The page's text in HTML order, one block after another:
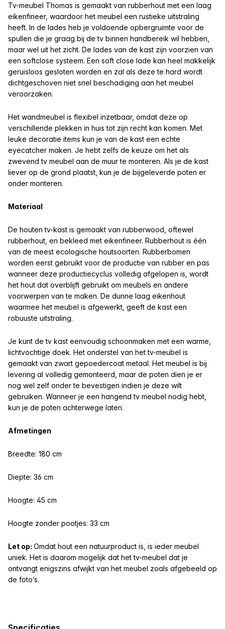
Tv-meubel Thomas is gemaakt van rubberhout met een laag
eikenfineer, waardoor het meubel een rustieke uitstraling
heeft. In de lades heb je voldoende opbergruimte voor de
spullen die je graag bij de tv binnen handbereik wil hebben,
maar wel uit het zicht. De lades van de kast zijn voorzien van
een softclose systeem. Een soft close lade kan heel makkelijk
geruisloos gesloten worden en zal als deze te hard wordt
dichtgeschoven niet snel beschadiging aan het meubel
veroorzaken.
Het wandmeubel is flexibel inzetbaar, omdat deze op
verschillende plekken in huis tot zijn recht kan komen. Met
leuke decoratie items kun je van de kast een echte
eyecatcher maken. Je hebt zelfs de keuze om het als
zwevend tv meubel aan de muur te monteren. Als je de kast
liever op de grond plaatst, kun je de bijgeleverde poten er
onder monteren.
Materiaal
De houten tv-kast is gemaakt van rubberwood, oftewel
rubberhout, en bekleed met eikenfineer. Rubberhout is één
van de meest ecologische houtsoorten. Rubberbomen
worden eerst gebruikt voor de productie van rubber en pas
wanneer deze productiecyclus volledig afgelopen is, wordt
het hout dat overblijft gebruikt om meubels en andere
voorwerpen van te maken. De dunne laag eikenhout
waarmee het meubel is afgewerkt, geeft de kast een
robuuste uitstraling.
Je kunt de tv kast eenvoudig schoonmaken met een warme,
lichtvochtige doek. Het onderstel van het tv-meubel is
gemaakt van zwart gepoedercoat metaal. Het meubel is bij
levering al volledig gemonteerd, maar de poten dien je er
nog wel zelf onder te bevestigen indien je deze wilt
gebruiken. Wanneer je een hangend tv meubel nodig hebt,
kun je de poten achterwege laten.
Afmetingen
Breedte: 180 cm
Diepte: 36 cm
Hoogte: 45 cm
Hoogte zonder pootjes: 33 cm
Let op: Omdat hout een natuurproduct is, is ieder meubel
uniek. Het is daarom mogelijk dat het tv-meubel dat je
ontvangt enigszins afwijkt van het meubel zoals afgebeeld op
de foto’s.